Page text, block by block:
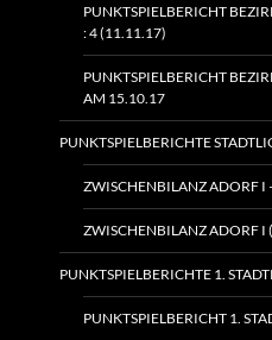
PUNKTSPIELBERICHT
: 4 (11.11.17)
PUNKTSPIELBERICHT
AM 15.10.17
PUNKTSPIELBERICHTE
ZWISCHENBILANZ ADORF I
ZWISCHENBILANZ ADORF I
PUNKTSPIELBERICHTE 1.
PUNKTSPIELBERICHT 1.